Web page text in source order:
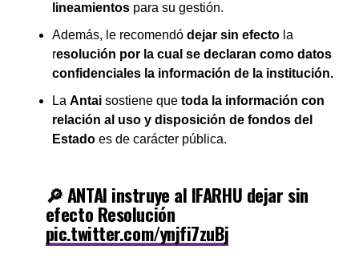
lineamientos para su gestión.
Además, le recomendó dejar sin efecto la
resolución por la cual se declaran como datos
confidenciales la información de la institución.
La Antai sostiene que toda la información con
relación al uso y disposición de fondos del
Estado es de carácter pública.
🔎 ANTAI instruye al IFARHU dejar sin
efecto Resolución
pic.twitter.com/ynjfi7zuBj